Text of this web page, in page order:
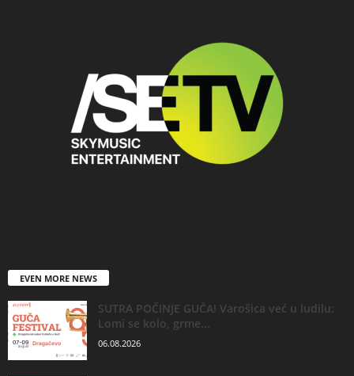
EVEN MORE NEWS
SUTRA POČINJE GUČA! Varošica već u ludilu:
Lomi se kolo, grme...
06.08.2026